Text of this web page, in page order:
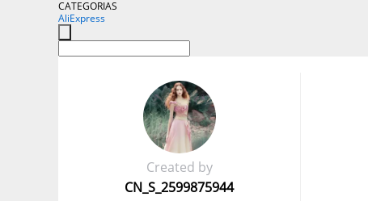
CATEGORIAS
AliExpress
Created by
CN_S_2599875944